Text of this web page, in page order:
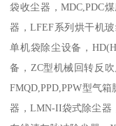
袋收尘器，MDC,PDC
器，LFEF系列烘干机
单机袋除尘设备，
备，ZC型机械回转反
FMQD,PPD,PPW型气
器，LMN-II袋式除尘器